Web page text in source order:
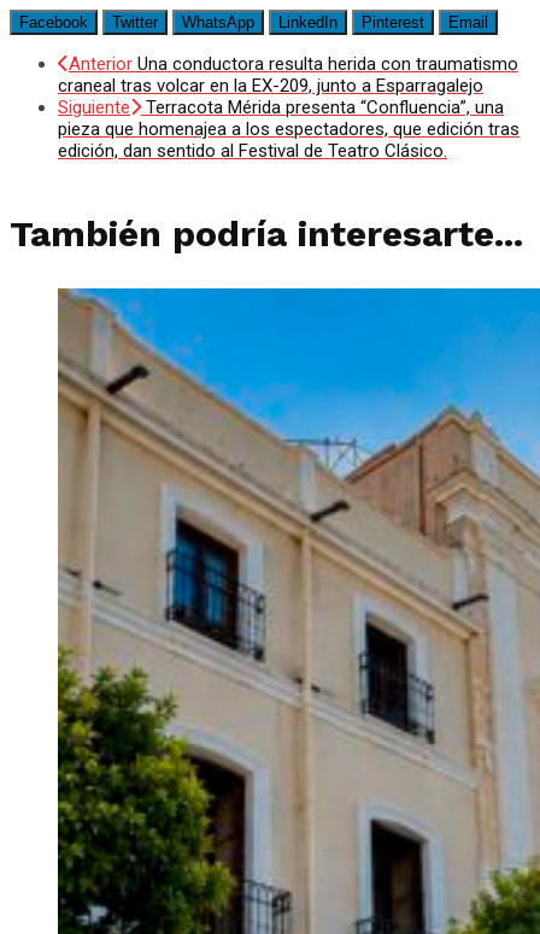
Facebook Twitter WhatsApp LinkedIn Pinterest Email
Anterior Una conductora resulta herida con traumatismo
craneal tras volcar en la EX-209, junto a Esparragalejo
Siguiente
Terracota Mérida presenta “Confluencia”, una
pieza que homenajea a los espectadores, que edición tras
edición, dan sentido al Festival de Teatro Clásico.
También podría interesarte...